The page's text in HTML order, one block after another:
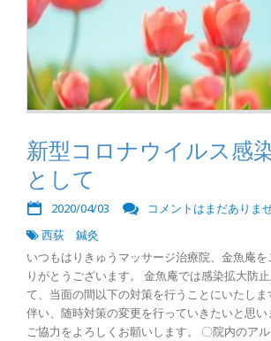
新型コロナウイルス感
として
2020/04/03
コメントはまだありま
西荻 鍼灸
いつもはりきゅうマッサージ治療院、金魚庵
りがとうございます。 金魚庵では感染拡大防
て、当面の間以下の対策を行うことにいたし
伴い、随時対策の変更を行っていきたいと思
ご協力をよろしくお願いします。 〇院内のアル